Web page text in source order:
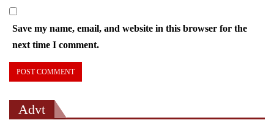
Save my name, email, and website in this browser for the
next time I comment.
Advt